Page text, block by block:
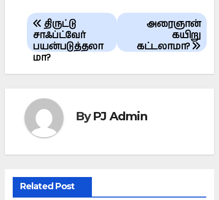
Post
navigation
அரைஞான்
கயிறு
கட்டலாமா?
திருட்டு
சாஃப்ட்வேர்
பயன்படுத்தலா
மா?
ByPJ Admin
Related Post